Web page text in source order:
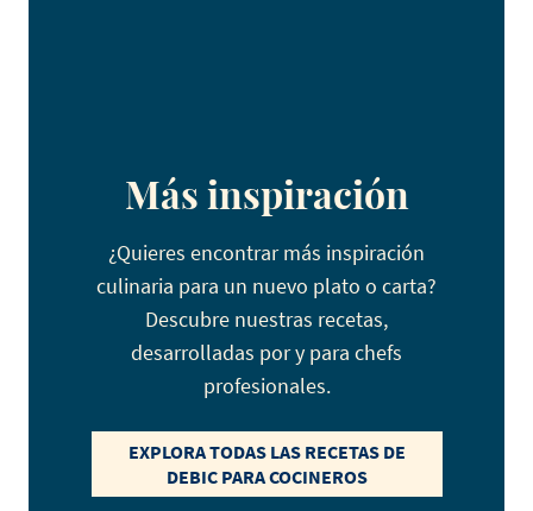
Más inspiración
¿Quieres encontrar más inspiración
culinaria para un nuevo plato o carta?
Descubre nuestras recetas,
desarrolladas por y para chefs
profesionales.
EXPLORA TODAS LAS RECETAS DE
DEBIC PARA COCINEROS